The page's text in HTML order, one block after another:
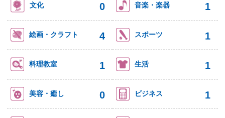
文化 0 音楽・楽器 1
絵画・クラフト 4 スポーツ 1
料理教室 1 生活 1
美容・癒し 0 ビジネス 1